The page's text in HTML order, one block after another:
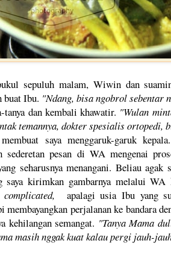
sepuluh malam, Wiwindan
buat Ibu. "Ndang, bisangobrol sebentar
tanya dan kembali khawatir. "Wulan
temannya, dokterspesialis ortopedi,
saya menggaruk-garuk
sederetan pesan di WA mengenai
seharusnya menangani. Beliauagak
sayakirimkan gambarnya melalui WA
, apalagi usia Ibu yang
membayangkan perjalanan ke bandara
kehilangan semangat. "Tanya Mama
masih nggak kuat kalau pergi jauh-